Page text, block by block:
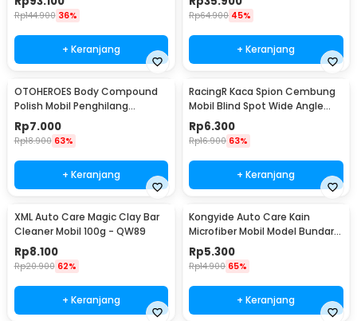
Rp144.900 36%
+ Keranjang
Rp64.900 45%
+ Keranjang
OTOHEROES Body Compound
Polish Mobil Penghilang
Goresan 15g with Spons - YYC-
508
Rp7.000
Rp18.900 63%
+ Keranjang
RacingR Kaca Spion Cembung
Mobil Blind Spot Wide Angle
50mm 2 Pcs - J0027
Rp6.300
Rp16.900 63%
+ Keranjang
XML Auto Care Magic Clay Bar
Cleaner Mobil 100g - QW89
Rp8.100
Rp20.900 62%
+ Keranjang
Kongyide Auto Care Kain
Microfiber Mobil Model Bundar -
L-20
Rp5.300
Rp14.900 65%
+ Keranjang